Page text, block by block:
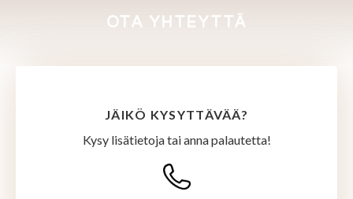
OTA YHTEYTTÄ
JÄIKÖ KYSYTTÄVÄÄ?
Kysy lisätietoja tai anna palautetta!